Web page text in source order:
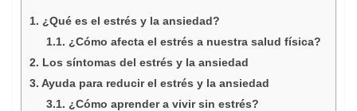
¿Qué es el estrés y la ansiedad?
¿Cómo afecta el estrés a nuestra salud física?
Los síntomas del estrés y la ansiedad
Ayuda para reducir el estrés y la ansiedad
¿Cómo aprender a vivir sin estrés?